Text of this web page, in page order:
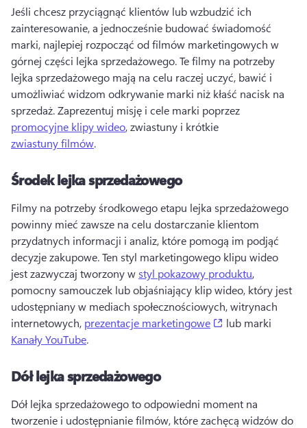
Jeśli chcesz przyciągnąć klientów lub wzbudzić ich
zainteresowanie, a jednocześnie budować świadomość
marki, najlepiej rozpocząć od filmów marketingowych w
górnej części lejka sprzedażowego. Te filmy na potrzeby
lejka sprzedażowego mają na celu raczej uczyć, bawić i
umożliwiać widzom odkrywanie marki niż kłaść nacisk na
sprzedaż. Zaprezentuj misję i cele marki poprzez
promocyjne klipy wideo, zwiastuny i krótkie
zwiastuny filmów.
Środek lejka sprzedażowego
Filmy na potrzeby środkowego etapu lejka sprzedażowego
powinny mieć zawsze na celu dostarczanie klientom
przydatnych informacji i analiz, które pomogą im podjąć
decyzje zakupowe. Ten styl marketingowego klipu wideo
jest zazwyczaj tworzony w styl pokazowy produktu,
pomocny samouczek lub objaśniający klip wideo, który jest
udostępniany w mediach społecznościowych, witrynach
internetowych, prezentacje marketingowe (opens in a new
lub marki
Kanały YouTube.
Dół lejka sprzedażowego
Dół lejka sprzedażowego to odpowiedni moment na
tworzenie i udostępnianie filmów, które zachęcą widzów do